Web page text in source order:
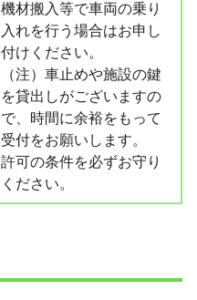
機材搬入等で車両の乗り
入れを行う場合はお申し
付けください。
（注）車止めや施設の鍵
を貸出しがございますの
で、時間に余裕をもって
受付をお願いします。
許可の条件を必ずお守り
ください。